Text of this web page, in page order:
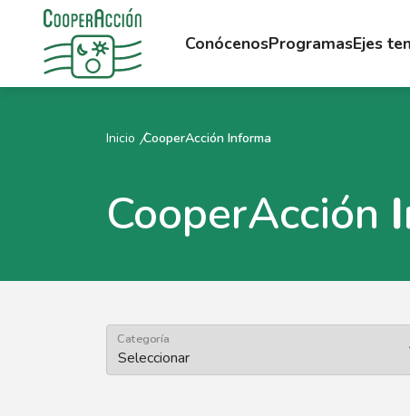
ConócenosProgramasEjes
Inicio CooperAcción Informa
CooperAcción
Categoría